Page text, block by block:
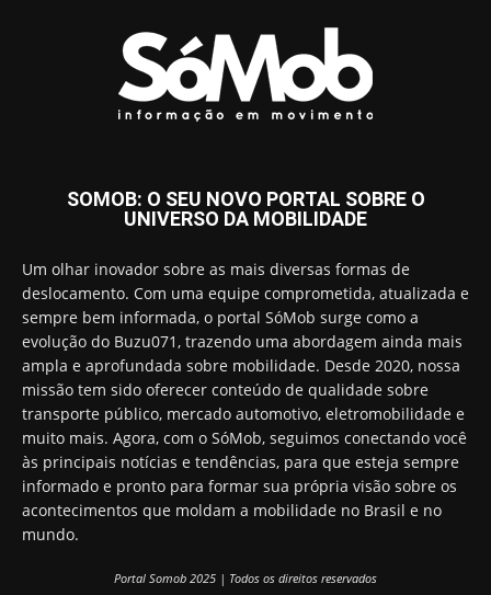
SOMOB: O SEU NOVO PORTAL SOBRE O
UNIVERSO DA MOBILIDADE
Um olhar inovador sobre as mais diversas formas de
deslocamento. Com uma equipe comprometida, atualizada e
sempre bem informada, o portal SóMob surge como a
evolução do Buzu071, trazendo uma abordagem ainda mais
ampla e aprofundada sobre mobilidade. Desde 2020, nossa
missão tem sido oferecer conteúdo de qualidade sobre
transporte público, mercado automotivo, eletromobilidade e
muito mais. Agora, com o SóMob, seguimos conectando você
às principais notícias e tendências, para que esteja sempre
informado e pronto para formar sua própria visão sobre os
acontecimentos que moldam a mobilidade no Brasil e no
mundo.
Portal Somob 2025 | Todos os direitos reservados